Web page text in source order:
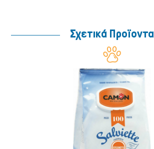
Σχετικά Προϊοντα